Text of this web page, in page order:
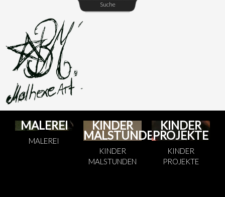
Suche
MALEREI
MALEREI
KINDER
MALSTUNDEN
KINDER
MALSTUNDEN
KINDER
PROJEKTE
KINDER
PROJEKTE